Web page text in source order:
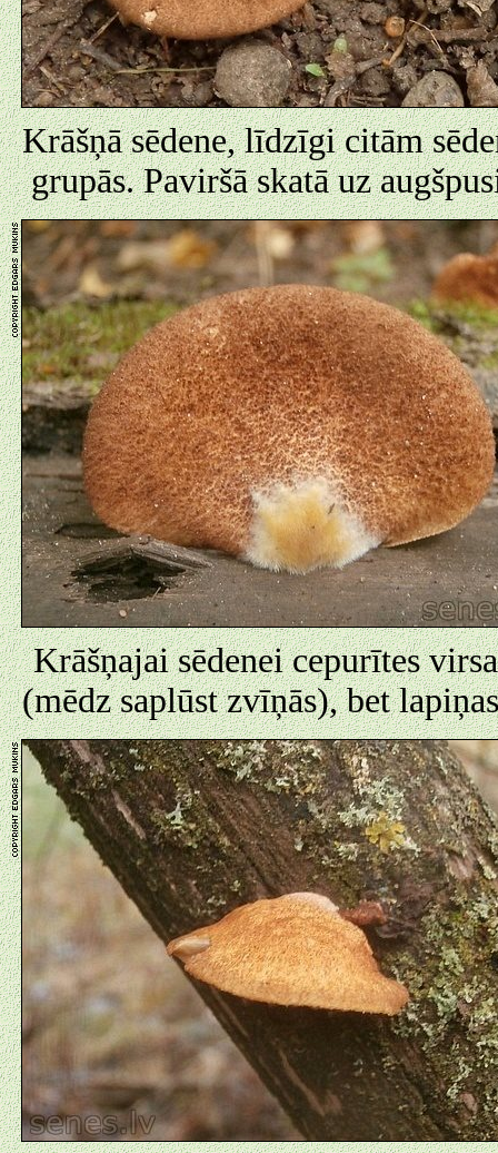
Krāšņā sēdene, līdzīgi citām
grupās. Paviršā skatā uz
Krāšņajai sēdenei cepurītes
(mēdz saplūst zvīņās), bet